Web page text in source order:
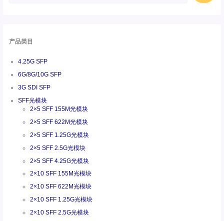
产品类目
4.25G SFP
6G/8G/10G SFP
3G SDI SFP
SFF光模块
2×5 SFF 155M光模块
2×5 SFF 622M光模块
2×5 SFF 1.25G光模块
2×5 SFF 2.5G光模块
2×5 SFF 4.25G光模块
2×10 SFF 155M光模块
2×10 SFF 622M光模块
2×10 SFF 1.25G光模块
2×10 SFF 2.5G光模块